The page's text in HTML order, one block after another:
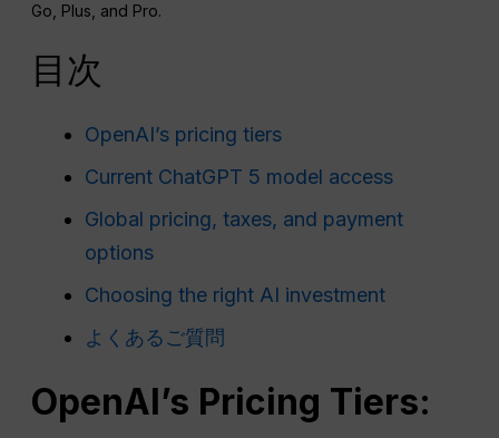
Go, Plus, and Pro.
目次
OpenAI’s pricing tiers
Current ChatGPT 5 model access
Global pricing, taxes, and payment
options
Choosing the right AI investment
よくあるご質問
OpenAI’s Pricing Tiers: